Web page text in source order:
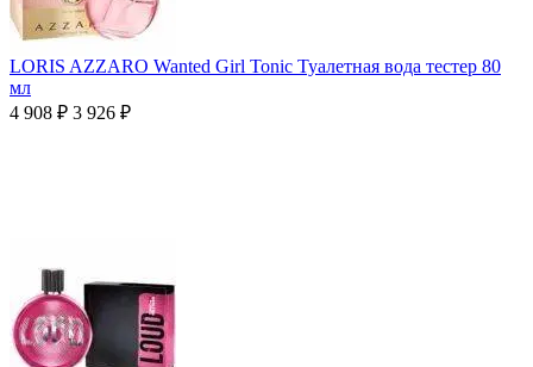
LORIS AZZARO Wanted Girl Tonic Туалетная вода тестер 80
мл
4 908 ₽ 3 926 ₽